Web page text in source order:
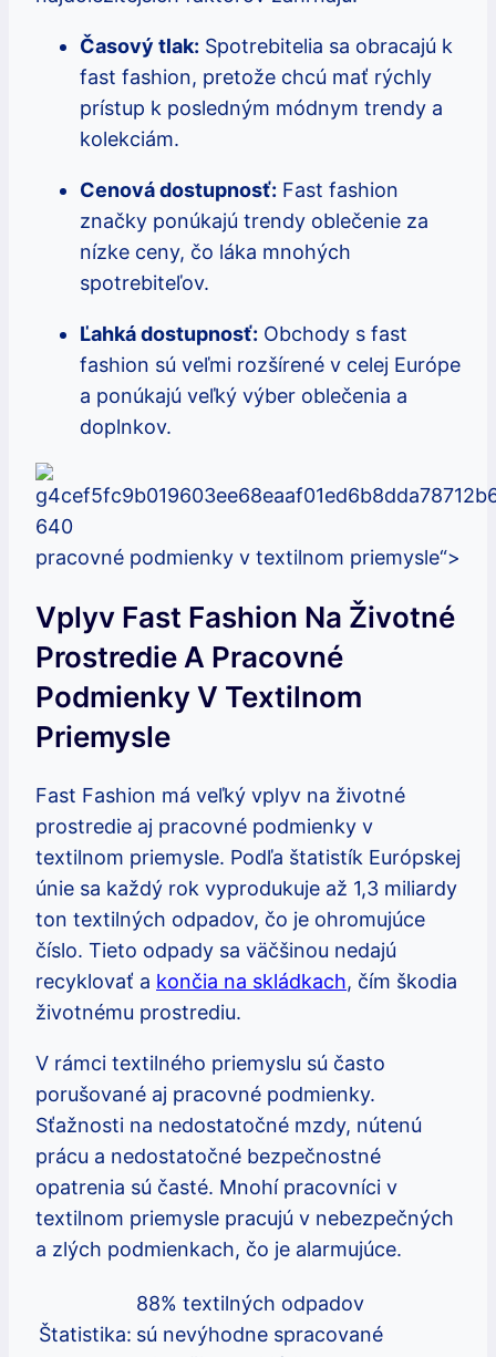
Časový tlak: Spotrebitelia sa obracajú k
fast fashion, pretože chcú mať rýchly
prístup k posledným módnym trendy a
kolekciám.
Cenová dostupnosť: Fast fashion
značky ponúkajú trendy oblečenie za
nízke ceny, čo láka mnohých
spotrebiteľov.
Ľahká dostupnosť: Obchody s fast
fashion sú veľmi rozšírené v celej Európe
a ponúkajú veľký výber oblečenia a
doplnkov.
pracovné podmienky v textilnom priemysle“>
Vplyv Fast Fashion Na Životné
Prostredie A Pracovné
Podmienky V Textilnom
Priemysle
Fast Fashion má veľký vplyv na životné
prostredie aj pracovné podmienky v
textilnom priemysle. Podľa štatistík Európskej
únie sa každý rok vyprodukuje až 1,3 miliardy
ton textilných odpadov, čo je ohromujúce
číslo. Tieto odpady sa väčšinou nedajú
recyklovať a končia na skládkach, čím škodia
životnému prostrediu.
V rámci textilného priemyslu sú často
porušované aj pracovné podmienky.
Sťažnosti na nedostatočné mzdy, nútenú
prácu a nedostatočné bezpečnostné
opatrenia sú časté. Mnohí pracovníci v
textilnom priemysle pracujú v nebezpečných
a zlých podmienkach, čo je alarmujúce.
Štatistika:
88% textilných odpadov
sú nevýhodne spracované